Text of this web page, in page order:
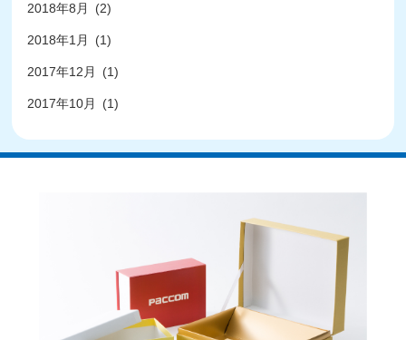
2018年8月 (2)
2018年1月 (1)
2017年12月 (1)
2017年10月 (1)